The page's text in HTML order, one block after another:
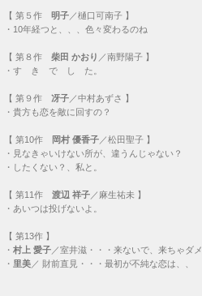
【 第５作 明子 ／樋口可南子 】
・ 10年経つと、、、色々変わるのね
【 第８作 柴田 かおり ／南野陽子 】
・ す き で し た。
【 第９作 冴子 ／中村あずさ 】
・ 貴方も恋を敵に回すの？
【 第10作 岡村 優香子 ／松田聖子 】
・ 見なきゃいけない所が、違うんじゃない？
・ したくない？、私と。
【 第11作 渡辺 祥子 ／麻生祐未 】
・ あいつは投げないよ。
【 第13作 】
・ 村上 愛子 ／室井滋・・・ 来ないで、来ちゃダメ
・ 里美 ／ 財前直見・・・ 最初が不純な恋は、、